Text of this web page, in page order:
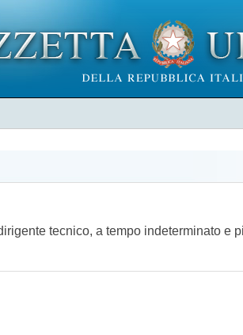
tecnico, a tempo indeterminato e